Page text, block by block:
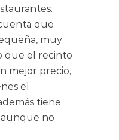
que
muy
que el recinto
mejor precio,
el
tiene
aunque no